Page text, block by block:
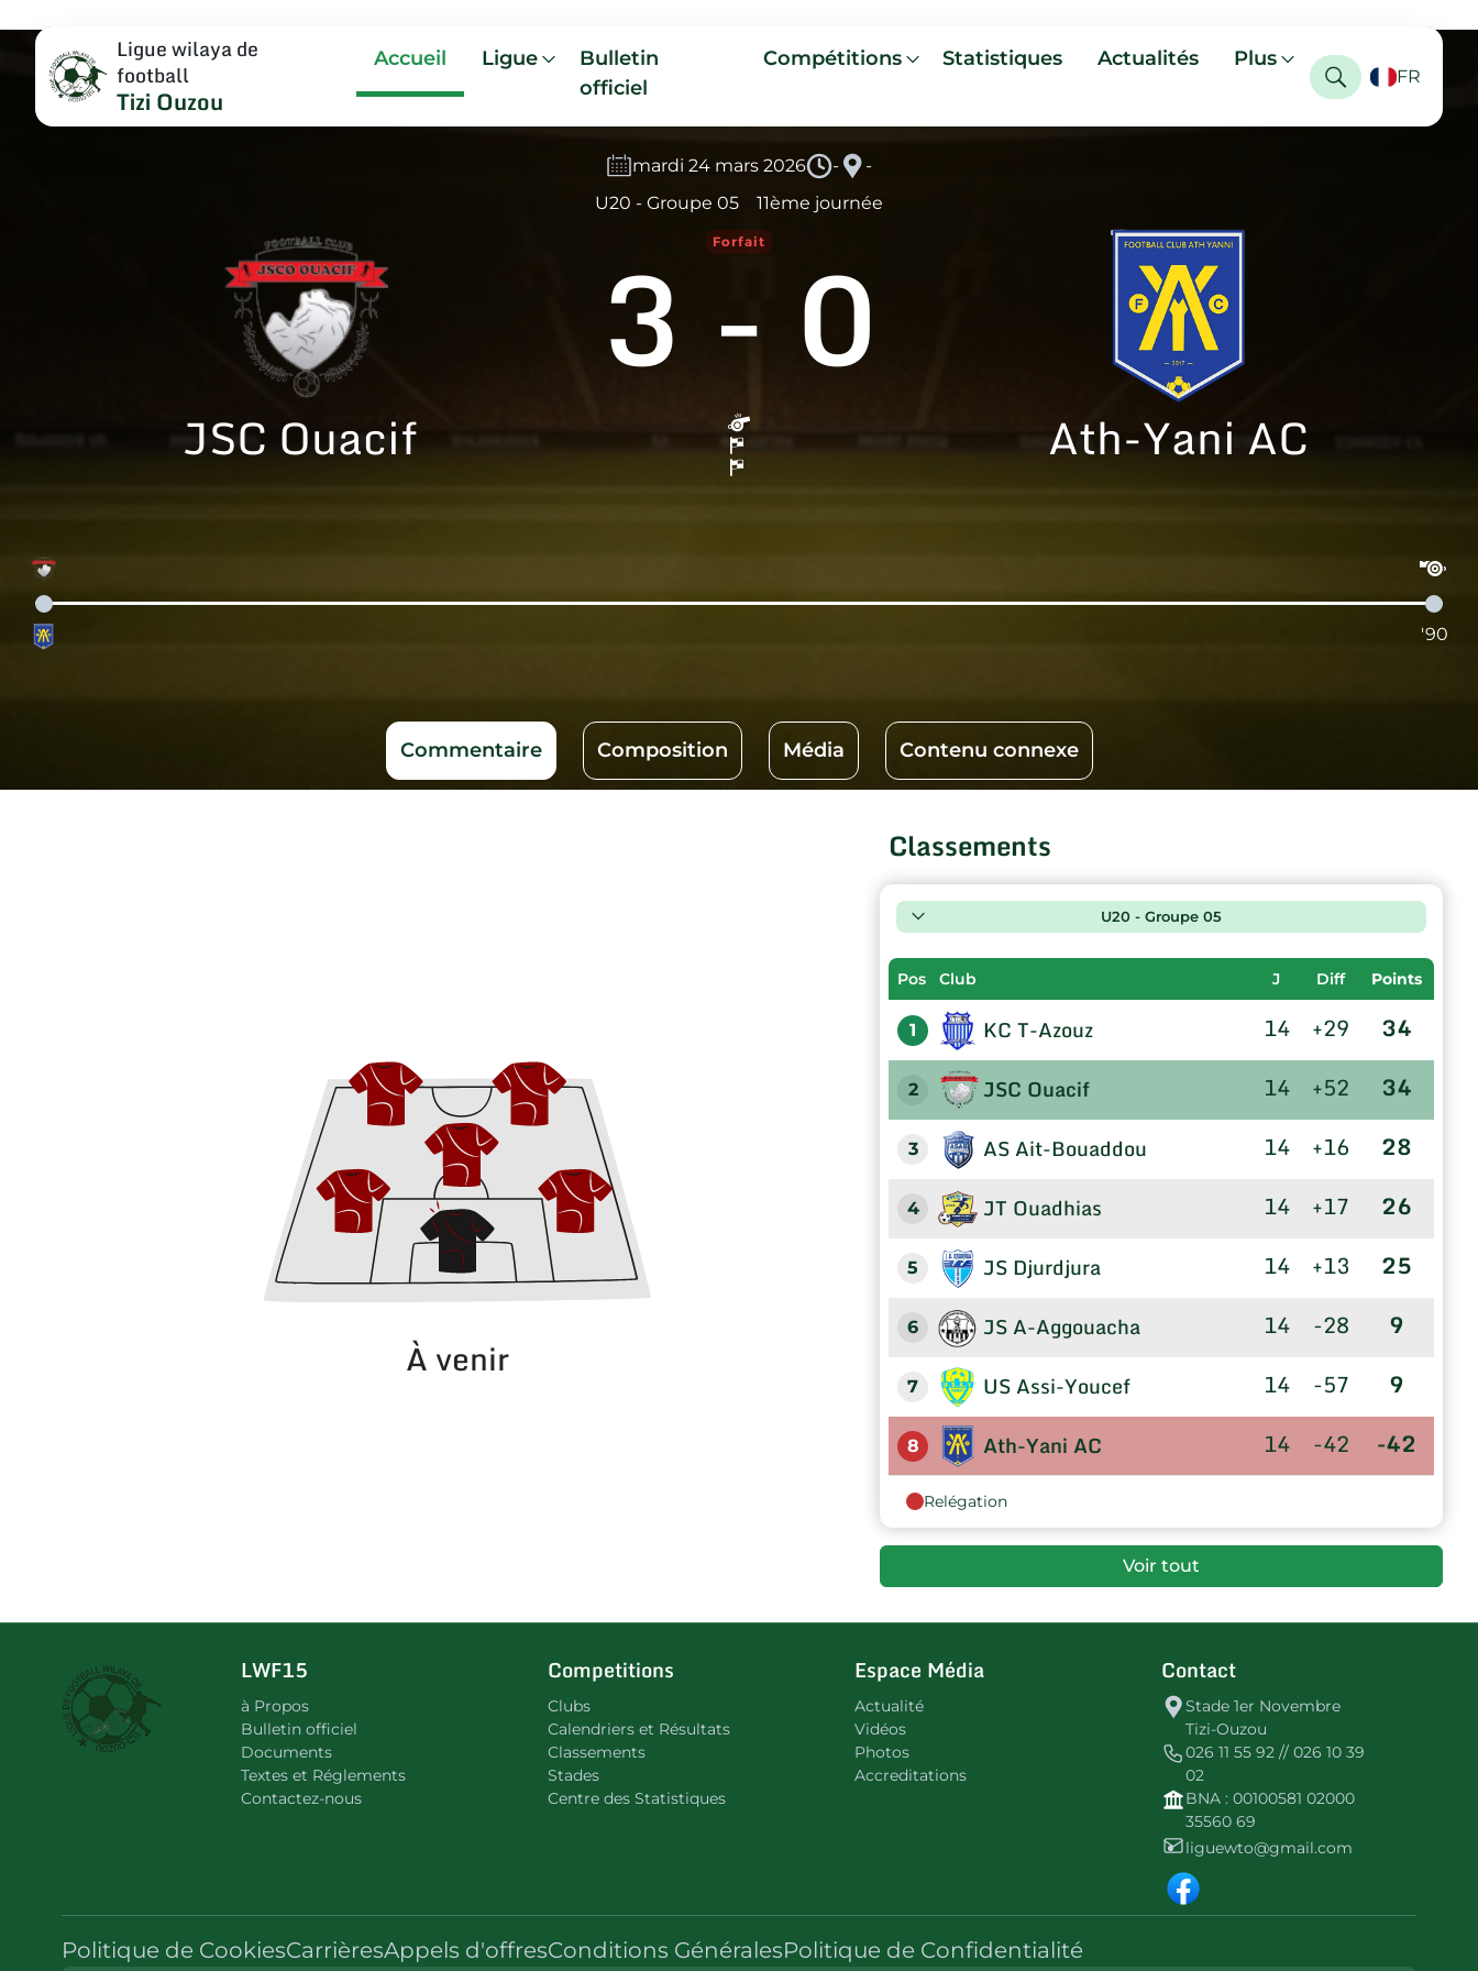
Ligue wilaya de
football
Tizi Ouzou
Accueil Ligue
Bulletin
officiel
Compétitions Statistiques Actualités Plus
FR
mardi 24 mars 2026 -
-
U20 - Groupe 05
11ème journée
JSC Ouacif
3-0
Forfait
Ath-Yani AC
'90
Commentaire Composition Média Contenu connexe
À venir
Classements
U20 - Groupe 05
Pos Club J Diff Points
1 KC T-Azouz 14 +29 34
2 JSC Ouacif 14 +52 34
3 AS Ait-Bouaddou 14 +16 28
4 JT Ouadhias 14 +17 26
5 JS Djurdjura 14 +13 25
6 JS A-Aggouacha 14 -28 9
7 US Assi-Youcef 14 -57 9
8 Ath-Yani AC 14 -42 -42
Relégation
Voir tout
LWF15
à Propos
Bulletin officiel
Documents
Textes et Réglements
Contactez-nous
Competitions
Clubs
Calendriers et Résultats
Classements
Stades
Centre des Statistiques
Espace Média
Actualité
Vidéos
Photos
Accreditations
Contact
Stade 1er Novembre
Tizi-Ouzou
026 11 55 92 // 026 10 39
02
BNA : 00100581 02000
35560 69
liguewto@gmail.com
Politique de CookiesCarrièresAppels d'offresConditions GénéralesPolitique de Confidentialité